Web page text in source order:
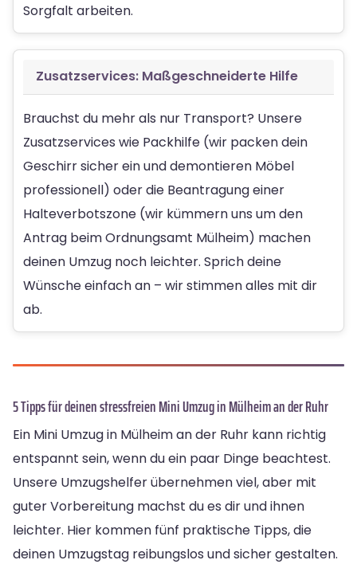
Sorgfalt arbeiten.
Zusatzservices: Maßgeschneiderte Hilfe
Brauchst du mehr als nur Transport? Unsere
Zusatzservices wie Packhilfe (wir packen dein
Geschirr sicher ein und demontieren Möbel
professionell) oder die Beantragung einer
Halteverbotszone (wir kümmern uns um den
Antrag beim Ordnungsamt Mülheim) machen
deinen Umzug noch leichter. Sprich deine
Wünsche einfach an – wir stimmen alles mit dir
ab.
5 Tipps für deinen stressfreien Mini Umzug in Mülheim an der Ruhr
Ein Mini Umzug in Mülheim an der Ruhr kann richtig
entspannt sein, wenn du ein paar Dinge beachtest.
Unsere Umzugshelfer übernehmen viel, aber mit
guter Vorbereitung machst du es dir und ihnen
leichter. Hier kommen fünf praktische Tipps, die
deinen Umzugstag reibungslos und sicher gestalten.